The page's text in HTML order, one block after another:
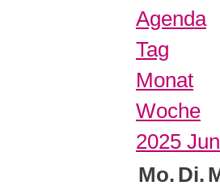
Agenda
Tag
Monat
Woche
2025
Mo. Di.